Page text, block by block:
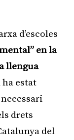
d’escoles
en la
llengua
estat
drets
del